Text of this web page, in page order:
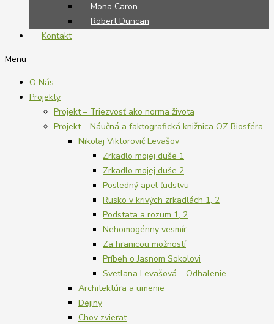
Mona Caron
Robert Duncan
Kontakt
Menu
O Nás
Projekty
Projekt – Triezvosť ako norma života
Projekt – Náučná a faktografická knižnica OZ Biosféra
Nikolaj Viktorovič Levašov
Zrkadlo mojej duše 1
Zrkadlo mojej duše 2
Posledný apel ľudstvu
Rusko v krivých zrkadlách 1, 2
Podstata a rozum 1, 2
Nehomogénny vesmír
Za hranicou možností
Príbeh o Jasnom Sokolovi
Svetlana Levašová – Odhalenie
Architektúra a umenie
Dejiny
Chov zvierat